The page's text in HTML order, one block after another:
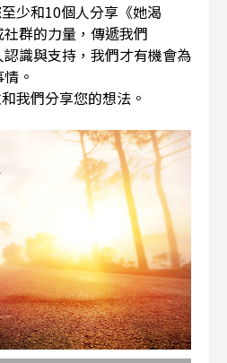
少和10個人分享《她渴
群的力量，傳遞我們
識與支持，我們才有機會為
。
我們分享您的想法。